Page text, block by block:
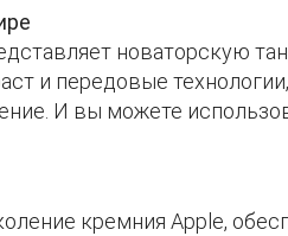
новаторскую
и передовые
И вы можете
кремния Apple,